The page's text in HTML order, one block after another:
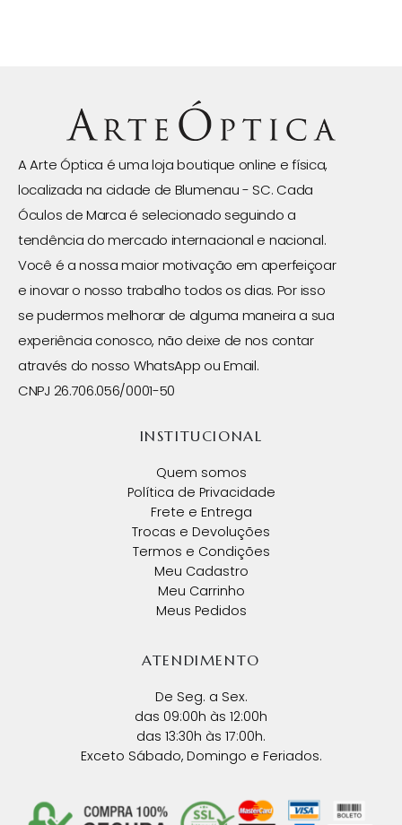
A Arte Óptica é uma loja boutique online e física,
localizada na cidade de Blumenau - SC. Cada
Óculos de Marca é selecionado seguindo a
tendência do mercado internacional e nacional.
Você é a nossa maior motivação em aperfeiçoar
e inovar o nosso trabalho todos os dias. Por isso
se pudermos melhorar de alguma maneira a sua
experiência conosco, não deixe de nos contar
através do nosso WhatsApp ou Email.
CNPJ 26.706.056/0001-50
INSTITUCIONAL
Quem somos
Política de Privacidade
Frete e Entrega
Trocas e Devoluções
Termos e Condições
Meu Cadastro
Meu Carrinho
Meus Pedidos
ATENDIMENTO
De Seg. a Sex.
das 09:00h às 12:00h
das 13:30h às 17:00h.
Exceto Sábado, Domingo e Feriados.